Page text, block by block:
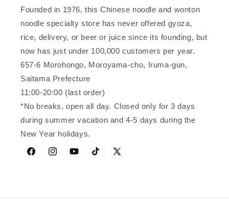
Founded in 1976, this Chinese noodle and wonton
noodle specialty store has never offered gyoza,
rice, delivery, or beer or juice since its founding, but
now has just under 100,000 customers per year.
657-6 Morohongo, Moroyama-cho, Iruma-gun,
Saitama Prefecture
11:00-20:00 (last order)
*No breaks, open all day. Closed only for 3 days
during summer vacation and 4-5 days during the
New Year holidays.
FacebookInstagramYouTubeTikTok X